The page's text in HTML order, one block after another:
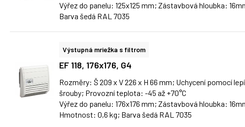
Výřez do panelu: 125x125 mm; Zástavbová hloubka:
Barva šedá RAL 7035
Výstupná mriežka s filtrom
EF 118, 176x176, G4
Rozměry: Š 209 x V 226 x H 66 mm; Uchycení pomocí
šrouby; Provozní teplota: -45 až +70°C
Výřez do panelu: 176x176 mm; Zástavbová hloubka:
Hmotnost: 0,6 kg; Barva šedá RAL 7035